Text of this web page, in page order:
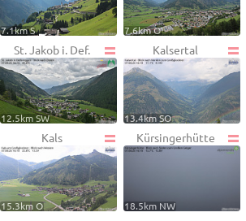
7.1km S 7.6km O
St. Jakob i. Def.
12.5km SW
Kalsertal
13.4km SO
Kals
15.3km O
Kürsingerhütte
18.5km NW